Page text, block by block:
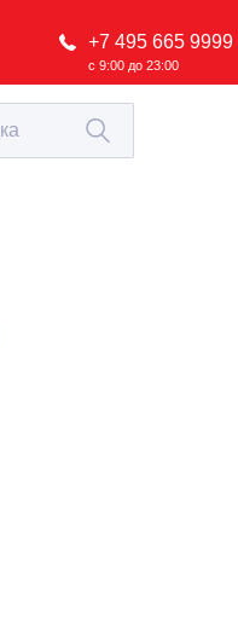
+7 495 665 9999
с 9:00 до 23:00